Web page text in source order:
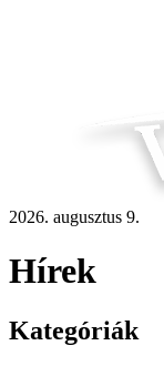
2026. augusztus 9.
Hírek
Kategóriák